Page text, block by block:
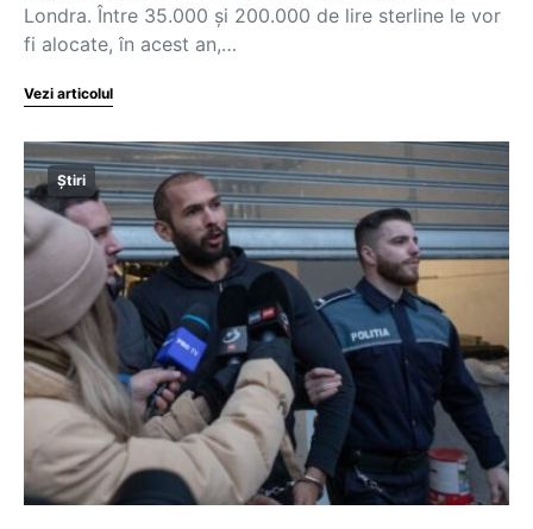
Londra. Între 35.000 și 200.000 de lire sterline le vor
fi alocate, în acest an,…
Vezi articolul
Știri